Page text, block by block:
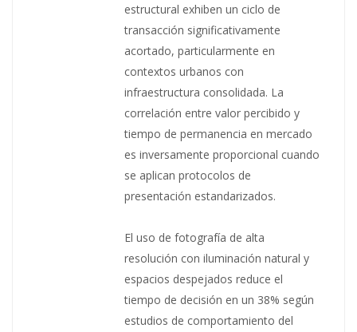
estructural exhiben un ciclo de
transacción significativamente
acortado, particularmente en
contextos urbanos con
infraestructura consolidada. La
correlación entre valor percibido y
tiempo de permanencia en mercado
es inversamente proporcional cuando
se aplican protocolos de
presentación estandarizados.
El uso de fotografía de alta
resolución con iluminación natural y
espacios despejados reduce el
tiempo de decisión en un 38% según
estudios de comportamiento del